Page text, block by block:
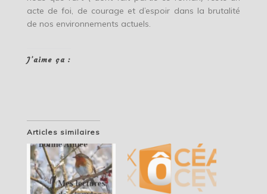
acte de foi, de courage et d’espoir dans la brutalité
de nos environnements actuels.
J’aime ça :
Articles similaires